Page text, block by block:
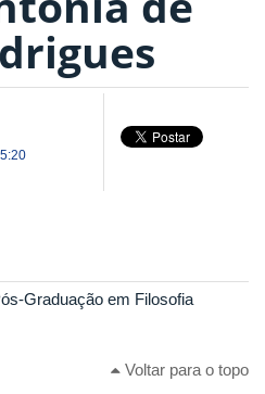
Graduação em Filosofia
Voltar para o topo